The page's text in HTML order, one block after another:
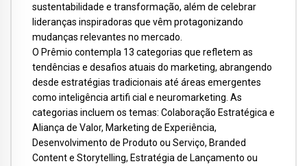
sustentabilidade e transformação, além de celebrar
lideranças inspiradoras que vêm protagonizando
mudanças relevantes no mercado.
O Prêmio contempla 13 categorias que refletem as
tendências e desafios atuais do marketing, abrangendo
desde estratégias tradicionais até áreas emergentes
como inteligência artifi cial e neuromarketing. As
categorias incluem os temas: Colaboração Estratégica e
Aliança de Valor, Marketing de Experiência,
Desenvolvimento de Produto ou Serviço, Branded
Content e Storytelling, Estratégia de Lançamento ou